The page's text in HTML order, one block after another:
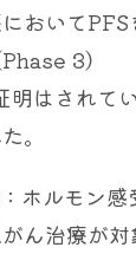
おいて
3）
明はされて
。
：ホルモン
ん治療が対